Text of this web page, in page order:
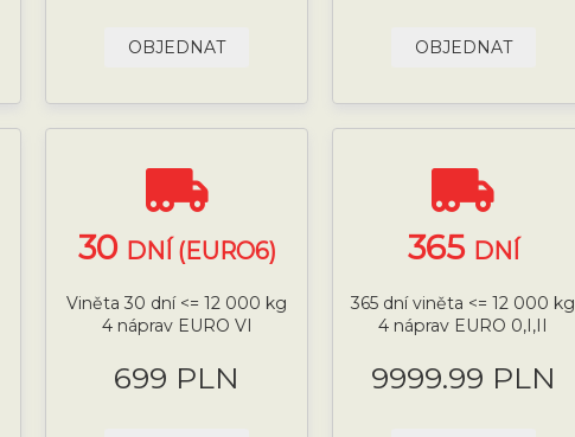
OBJEDNAT OBJEDNAT
30 DNÍ (EURO6)
Viněta 30 dní <= 12 000 kg
4 náprav EURO VI
699 PLN
365 DNÍ
365 dní viněta <= 12 000 kg
4 náprav EURO 0,I,II
9999.99 PLN